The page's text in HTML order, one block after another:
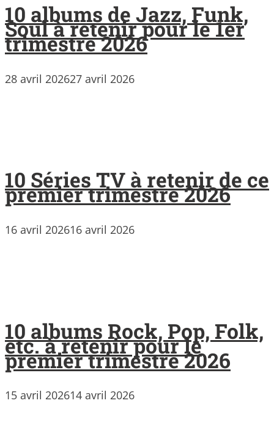
10 albums de Jazz, Funk,
Soul à retenir pour le 1er
trimestre 2026
28 avril 202627 avril 2026
10 Séries TV à retenir de ce
premier trimestre 2026
16 avril 202616 avril 2026
10 albums Rock, Pop, Folk,
etc. à retenir pour le
premier trimestre 2026
15 avril 202614 avril 2026